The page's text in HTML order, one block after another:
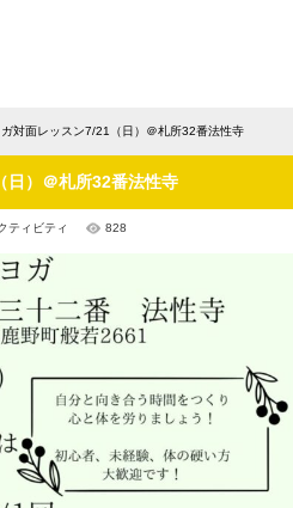
対面レッスン7/21（日）＠札所32番法性寺
日）＠札所32番法性寺
ティビティ 828